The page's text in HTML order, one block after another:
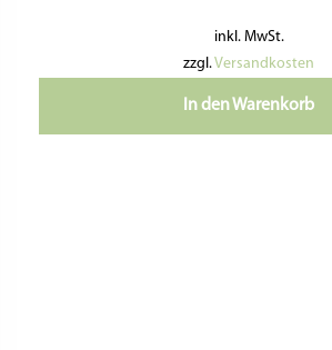
inkl. MwSt.
zzgl.Versandkosten
In den Warenkorb